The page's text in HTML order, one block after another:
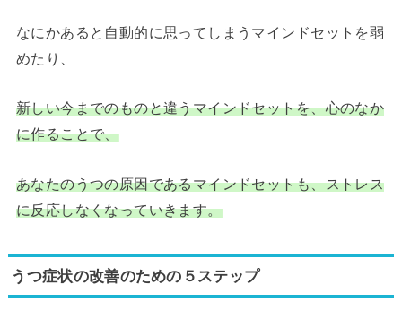
なにかあると自動的に思ってしまうマインドセットを弱
めたり、
新しい今までのものと違うマインドセットを、心のなか
に作ることで、
あなたのうつの原因であるマインドセットも、ストレス
に反応しなくなっていきます。
うつ症状の改善のための５ステップ